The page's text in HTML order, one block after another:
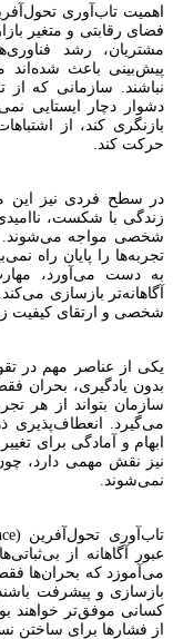
اهمیت تاب‌آوری
فضای رقابتی و متغیر
مشتریان، رشد
پیش‌بینی باعث شده‌اند
نباشند. سازمانی که
دشوار دچار ایستایی
بازنگری کند، از
حرکت کند.
در سطح فردی نیز این
زندگی با شکست،
شخصی مواجه می‌شوند.
تجربه‌ها را پایان راه
به دست می‌آورد،
آگاهانه‌تر بازسازی
شخصی و ارتقای کیفیت
یکی از عناصر مهم در
بدون یادگیری، بحران
سازمان بتواند از هر
می‌گیرد. انعطاف‌پذیری
ابهام و آمادگی برای
نیز نقش مهمی دارد،
نمی‌شوند.
عبور آگاهانه از
می‌آموزد که بحران‌ها
بازسازی و پیشرفت
کسانی موفق‌تر خواهند
از فشارها برای ساختن